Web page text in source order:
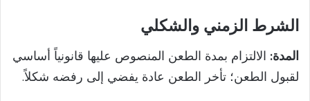
الشرط الزمني والشكلي
المدة: الالتزام بمدة الطعن المنصوص عليها قانونياً أساسي
لقبول الطعن؛ تأخر الطعن عادة يفضي إلى رفضه شكلاً.